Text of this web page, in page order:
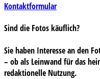
Kontaktformular
Sind die Fotos käuflich?
Sie haben Interesse an den
– ob als Leinwand für das
redaktionelle Nutzung.